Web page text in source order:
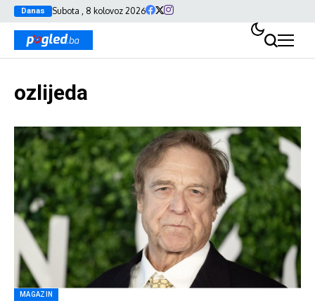
Danas Subota , 8 kolovoz 2026
ozlijeda
MAGAZIN